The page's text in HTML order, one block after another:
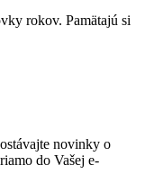
rokov. Pamätajú si
novinky o
do Vašej e-